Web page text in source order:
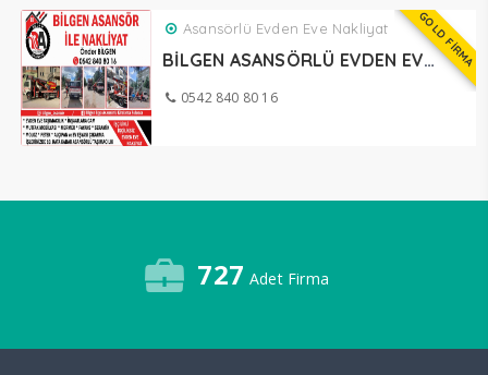
GOLD FİRMA
Asansörlü Evden Eve Nakliyat
BİLGEN ASANSÖRLÜ EVDEN EVE NAKLİYAT SULUOVA
0542 840 80 16
727 Adet Firma